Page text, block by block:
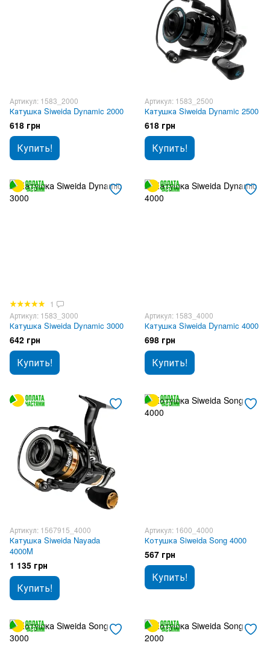
Артикул: 1583_2000
Катушка Siweida Dynamic 2000
618 грн
Купить!
Артикул: 1583_2500
Катушка Siweida Dynamic 2500
618 грн
Купить!
1
Артикул: 1583_3000
Катушка Siweida Dynamic 3000
642 грн
Купить!
Артикул: 1583_4000
Катушка Siweida Dynamic 4000
698 грн
Купить!
Артикул: 1567915_4000
Катушка Siweida Nayada
4000M
1 135 грн
Купить!
Артикул: 1600_4000
Котушка Siweida Song 4000
567 грн
Купить!